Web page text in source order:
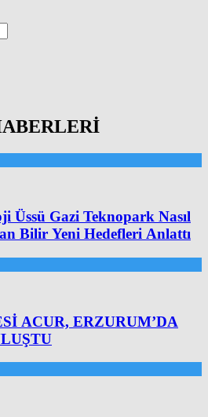
Üssü Gazi Teknopark Nasıl
Bilir Yeni Hedefleri Anlattı
ACUR, ERZURUM’DA